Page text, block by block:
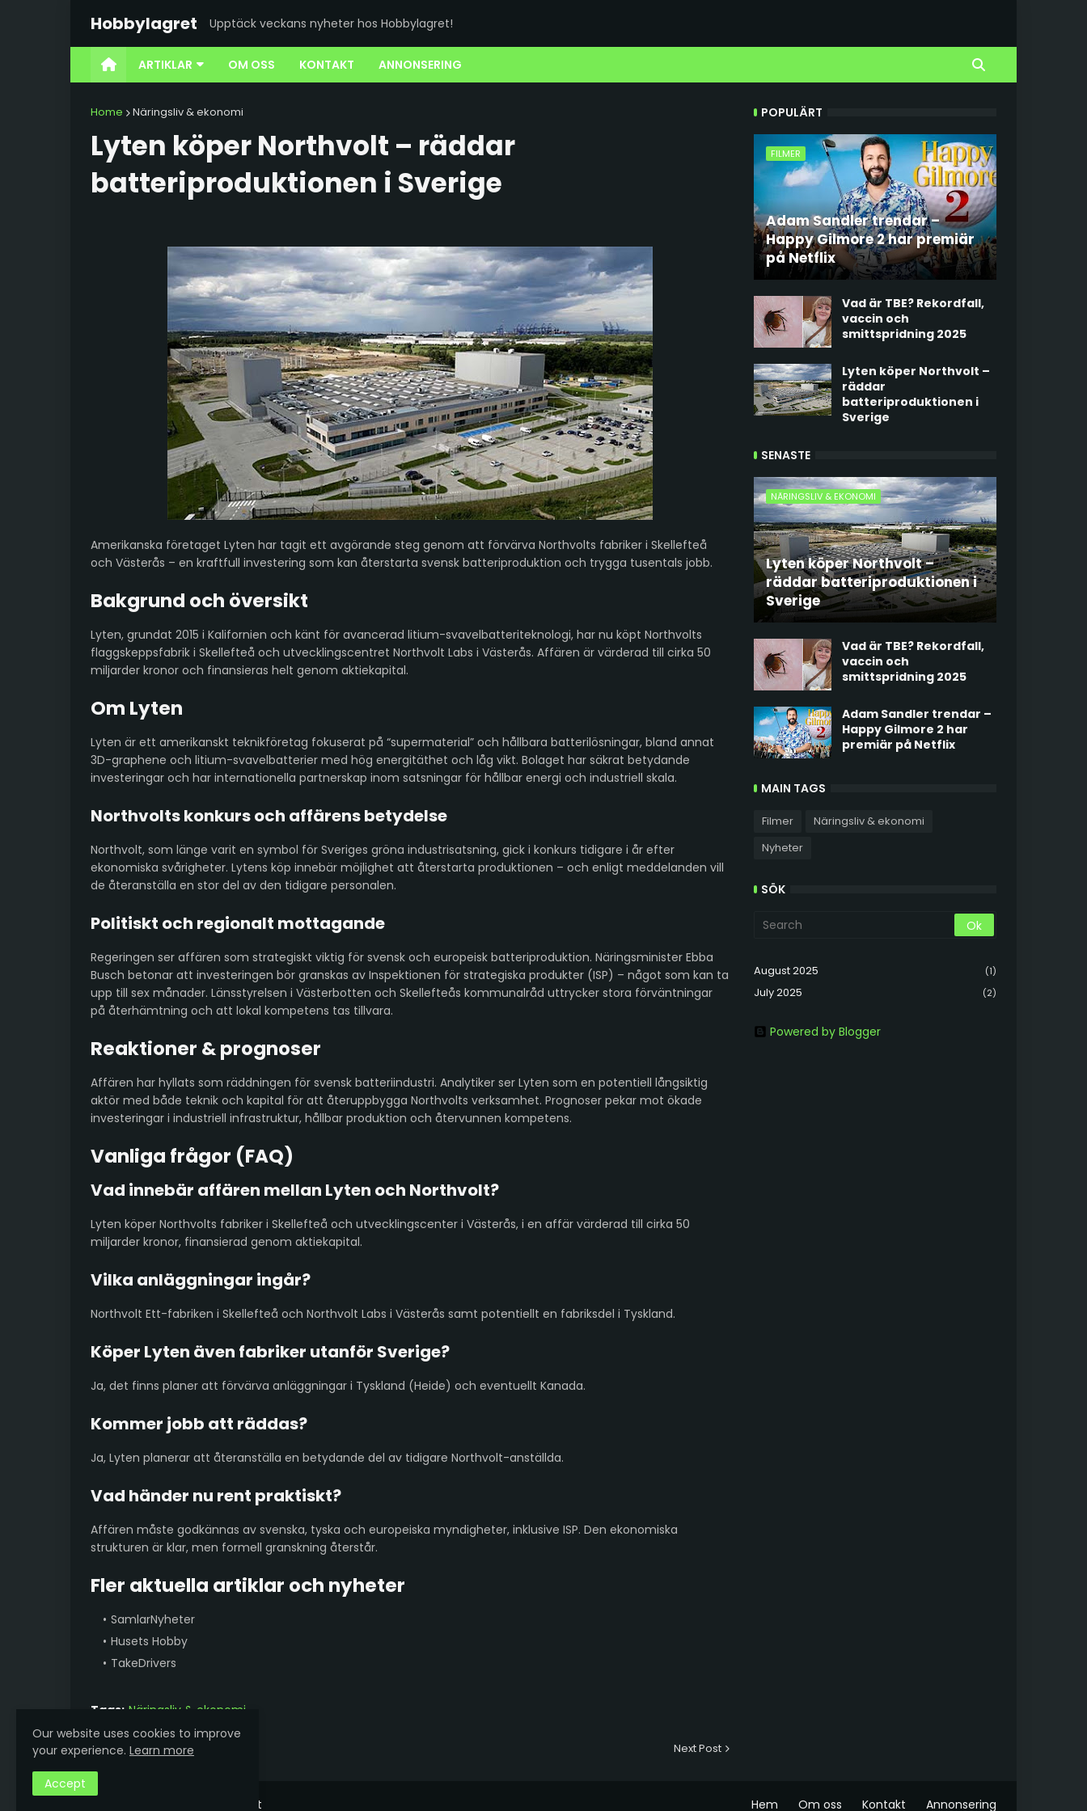
Hobbylagret Upptäck veckans nyheter hos Hobbylagret!
ARTIKLAR OM OSS KONTAKT ANNONSERING
Home Näringsliv & ekonomi
Lyten köper Northvolt – räddar
batteriproduktionen i Sverige
Amerikanska företaget Lyten har tagit ett avgörande steg genom att förvärva Northvolts fabriker i Skellefteå
och Västerås – en kraftfull investering som kan återstarta svensk batteriproduktion och trygga tusentals jobb.
Bakgrund och översikt
Lyten, grundat 2015 i Kalifornien och känt för avancerad litium-svavelbatteriteknologi, har nu köpt Northvolts
flaggskeppsfabrik i Skellefteå och utvecklingscentret Northvolt Labs i Västerås. Affären är värderad till cirka 50
miljarder kronor och finansieras helt genom aktiekapital.
Om Lyten
Lyten är ett amerikanskt teknikföretag fokuserat på “supermaterial” och hållbara batterilösningar, bland annat
3D-graphene och litium-svavelbatterier med hög energitäthet och låg vikt. Bolaget har säkrat betydande
investeringar och har internationella partnerskap inom satsningar för hållbar energi och industriell skala.
Northvolts konkurs och affärens betydelse
Northvolt, som länge varit en symbol för Sveriges gröna industrisatsning, gick i konkurs tidigare i år efter
ekonomiska svårigheter. Lytens köp innebär möjlighet att återstarta produktionen – och enligt meddelanden vill
de återanställa en stor del av den tidigare personalen.
Politiskt och regionalt mottagande
Regeringen ser affären som strategiskt viktig för svensk och europeisk batteriproduktion. Näringsminister Ebba
Busch betonar att investeringen bör granskas av Inspektionen för strategiska produkter (ISP) – något som kan ta
upp till sex månader. Länsstyrelsen i Västerbotten och Skellefteås kommunalråd uttrycker stora förväntningar
på återhämtning och att lokal kompetens tas tillvara.
Reaktioner & prognoser
Affären har hyllats som räddningen för svensk batteriindustri. Analytiker ser Lyten som en potentiell långsiktig
aktör med både teknik och kapital för att återuppbygga Northvolts verksamhet. Prognoser pekar mot ökade
investeringar i industriell infrastruktur, hållbar produktion och återvunnen kompetens.
Vanliga frågor (FAQ)
Vad innebär affären mellan Lyten och Northvolt?
Lyten köper Northvolts fabriker i Skellefteå och utvecklingscenter i Västerås, i en affär värderad till cirka 50
miljarder kronor, finansierad genom aktiekapital.
Vilka anläggningar ingår?
Northvolt Ett-fabriken i Skellefteå och Northvolt Labs i Västerås samt potentiellt en fabriksdel i Tyskland.
Köper Lyten även fabriker utanför Sverige?
Ja, det finns planer att förvärva anläggningar i Tyskland (Heide) och eventuellt Kanada.
Kommer jobb att räddas?
Ja, Lyten planerar att återanställa en betydande del av tidigare Northvolt-anställda.
Vad händer nu rent praktiskt?
Affären måste godkännas av svenska, tyska och europeiska myndigheter, inklusive ISP. Den ekonomiska
strukturen är klar, men formell granskning återstår.
Fler aktuella artiklar och nyheter
SamlarNyheter
Husets Hobby
TakeDrivers
Tags: Näringsliv & ekonomi
Previous Post Next Post
POPULÄRT
FILMER
Adam Sandler trendar –
Happy Gilmore 2 har premiär
på Netflix
Vad är TBE? Rekordfall,
vaccin och
smittspridning 2025
Lyten köper Northvolt –
räddar
batteriproduktionen i
Sverige
SENASTE
NÄRINGSLIV & EKONOMI
Lyten köper Northvolt –
räddar batteriproduktionen i
Sverige
Vad är TBE? Rekordfall,
vaccin och
smittspridning 2025
Adam Sandler trendar –
Happy Gilmore 2 har
premiär på Netflix
MAIN TAGS
Filmer
Näringsliv & ekonomi
Nyheter
SÖK
August 2025 (1)
July 2025 (2)
Powered by Blogger
Hobbylagret Hem Om oss Kontakt Annonsering
Our website uses cookies to improve
your experience. Learn more
Accept